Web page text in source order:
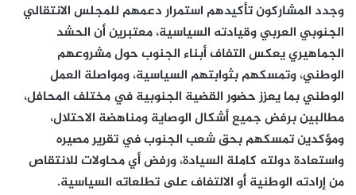
وجدد المشاركون تأكيدهم استمرار دعمهم للمجلس الانتقالي
الجنوبي العربي وقيادته السياسية، معتبرين أن الحشد
الجماهيري يعكس التفاف أبناء الجنوب حول مشروعهم
الوطني، وتمسكهم بثوابتهم السياسية، ومواصلة العمل
الوطني بما يعزز حضور القضية الجنوبية في مختلف المحافل،
مطالبين برفض جميع أشكال الوصاية ومناهضة الاحتلال،
ومؤكدين تمسكهم بحق شعب الجنوب في تقرير مصيره
واستعادة دولته كاملة السيادة، ورفض أي محاولات للانتقاص
من إرادته الوطنية أو الالتفاف على تطلعاته السياسية.